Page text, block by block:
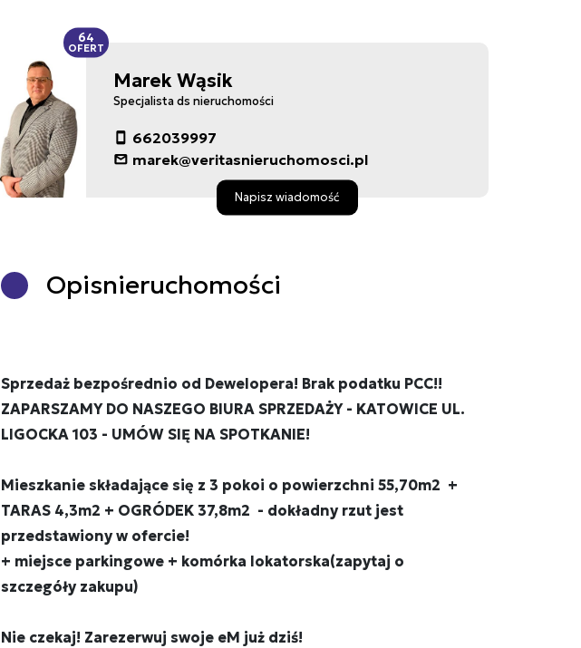
Marek Wąsik
Specjalista ds nieruchomości
662039997
marek@veritasnieruchomosci.pl
Napisz wiadomość
64
OFERT
Opisnieruchomości
Sprzedaż bezpośrednio od Dewelopera! Brak podatku PCC!!
ZAPARSZAMY DO NASZEGO BIURA SPRZEDAŻY - KATOWICE UL.
LIGOCKA 103 - UMÓW SIĘ NA SPOTKANIE!
Mieszkanie składające się z 3 pokoi o powierzchni 55,70m2 +
TARAS 4,3m2 + OGRÓDEK 37,8m2 - dokładny rzut jest
przedstawiony w ofercie!
+ miejsce parkingowe + komórka lokatorska(zapytaj o
szczegóły zakupu)
Nie czekaj! Zarezerwuj swoje eM już dziś!